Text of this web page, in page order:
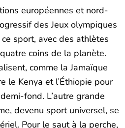
européennes et nord-
des Jeux olympiques
sport, avec des athlètes
coins de la planète.
comme la Jamaïque
le Kenya et l’Éthiopie pour
fond. L’autre grande
devenu sport universel, se
Pour le saut à la perche,